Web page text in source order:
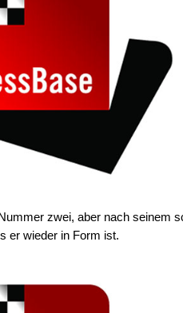
zwei, aber nach seinem
er wieder in Form ist.